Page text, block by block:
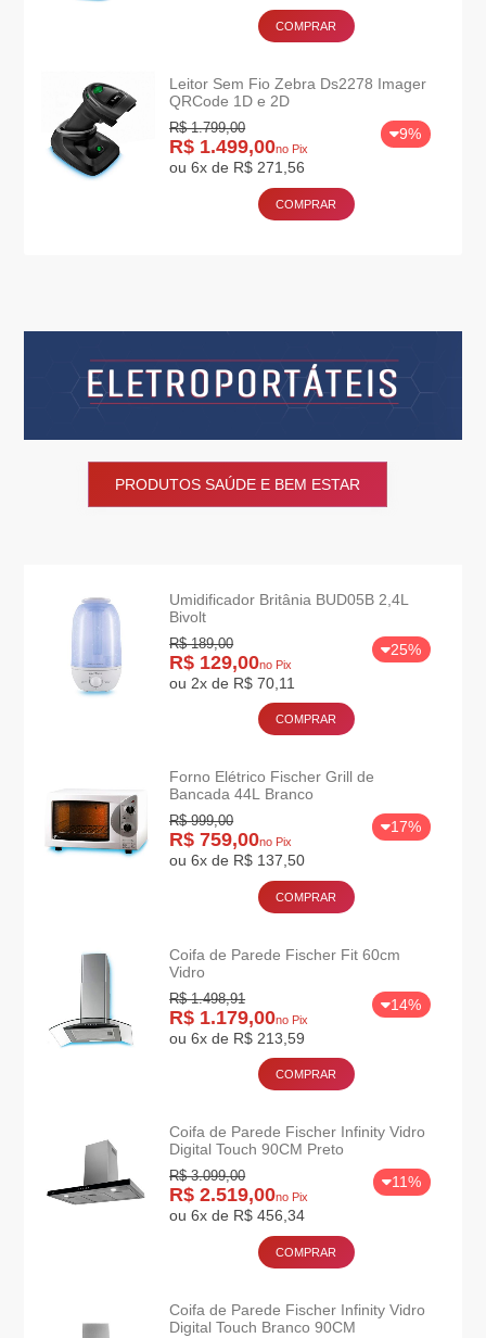
COMPRAR
Leitor Sem Fio Zebra Ds2278 Imager
QRCode 1D e 2D
9%
R$ 1.799,00
R$ 1.499,00no Pix
ou 6x de R$ 271,56
COMPRAR
PRODUTOS SAÚDE E BEM ESTAR
Umidificador Britânia BUD05B 2,4L
Bivolt
25%
R$ 189,00
R$ 129,00no Pix
ou 2x de R$ 70,11
COMPRAR
Forno Elétrico Fischer Grill de
Bancada 44L Branco
17%
R$ 999,00
R$ 759,00no Pix
ou 6x de R$ 137,50
COMPRAR
Coifa de Parede Fischer Fit 60cm
Vidro
14%
R$ 1.498,91
R$ 1.179,00no Pix
ou 6x de R$ 213,59
COMPRAR
Coifa de Parede Fischer Infinity Vidro
Digital Touch 90CM Preto
11%
R$ 3.099,00
R$ 2.519,00no Pix
ou 6x de R$ 456,34
COMPRAR
Coifa de Parede Fischer Infinity Vidro
Digital Touch Branco 90CM